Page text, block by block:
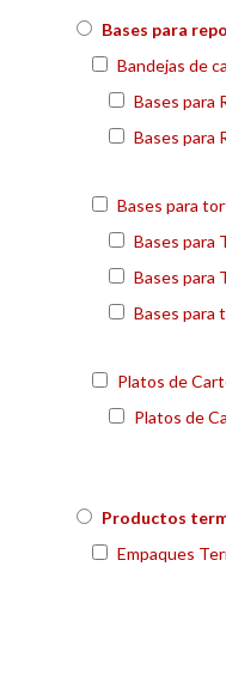
Bases para
Bandejas de
Bases para
Bases para
Bases para
Bases para
Bases para
Bases para
Platos de
Platos de
Productos
Empaques